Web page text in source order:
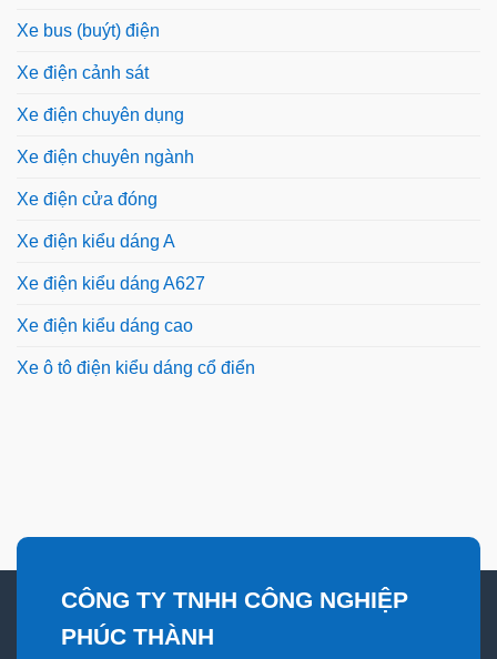
Xe bus (buýt) điện
Xe điện cảnh sát
Xe điện chuyên dụng
Xe điện chuyên ngành
Xe điện cửa đóng
Xe điện kiểu dáng A
Xe điện kiểu dáng A627
Xe điện kiểu dáng cao
Xe ô tô điện kiểu dáng cổ điển
CÔNG TY TNHH CÔNG NGHIỆP
PHÚC THÀNH